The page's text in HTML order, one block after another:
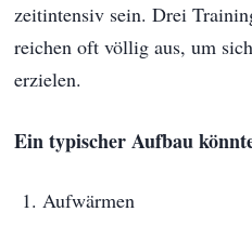
zeitintensiv sein. Drei
reichen oft völlig aus, um
erzielen.
Ein typischer Aufbau
Aufwärmen